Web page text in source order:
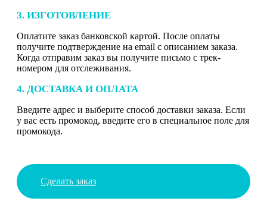
3. ИЗГОТОВЛЕНИЕ
Оплатите заказ банковской картой. После оплаты
получите подтверждение на email с описанием заказа.
Когда отправим заказ вы получите письмо с трек-
номером для отслеживания.
4. ДОСТАВКА И ОПЛАТА
Введите адрес и выберите способ доставки заказа. Если
у вас есть промокод, введите его в специальное поле для
промокода.
Сделать заказ